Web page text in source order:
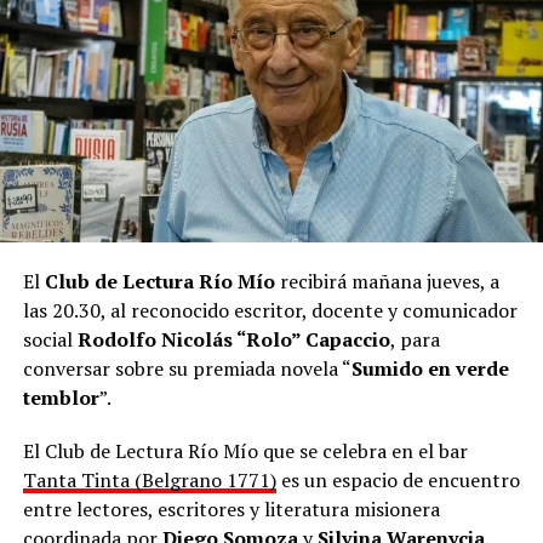
trabajando aquí, en Asunción, hace varios años”, apuntó
sobre el álbum que se lo ve de niño, montando una
bicicleta y en una imagen que parece recortada para un
casete.
“También hay un par de beats que son hechos por mí”,
agregó Maniatic desde Paraguay, donde vive hace ocho
años.
El Club de Lectura Río Míorecibirá mañana jueves, a
las 20.30, al reconocido escritor, docente y comunicador
socialRodolfo Nicolás “Rolo” Capaccio, para
conversar sobre su premiada novela “Sumido en verde
temblor”.
El Club de Lectura Río Mío que se celebra en el bar
Tanta Tinta (Belgrano 1771)es un espacio de encuentro
entre lectores, escritores y literatura misionera